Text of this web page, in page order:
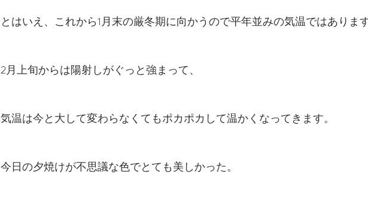
とはいえ、これから1月末の厳冬期に向かうので平年並みの気温ではありま
2月上旬からは陽射しがぐっと強まって、
気温は今と大して変わらなくてもポカポカして温かくなってきます。
今日の夕焼けが不思議な色でとても美しかった。